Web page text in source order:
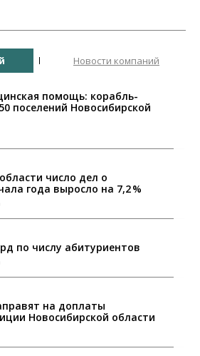
Новости компаний
помощь: корабль-
поселений Новосибирской
число дел о
года выросло на 7,2 %
по числу абитуриентов
на доплаты
Новосибирской области